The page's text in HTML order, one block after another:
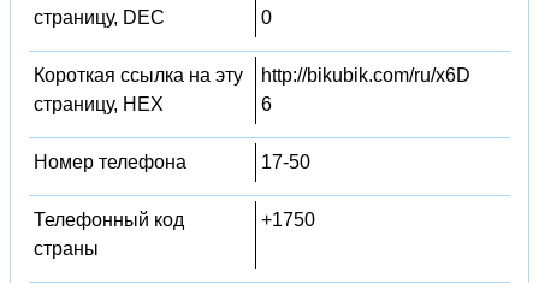
страницу, DEC
0
Короткая ссылка на эту
страницу, HEX
http://bikubik.com/ru/x6D
6
Номер телефона 17-50
Телефонный код
страны
+1750